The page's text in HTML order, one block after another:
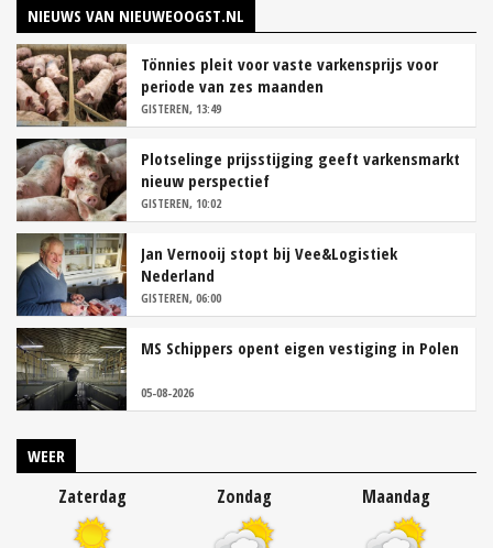
NIEUWS VAN NIEUWEOOGST.NL
Tönnies pleit voor vaste varkensprijs voor
periode van zes maanden
GISTEREN, 13:49
Plotselinge prijsstijging geeft varkensmarkt
nieuw perspectief
GISTEREN, 10:02
Jan Vernooij stopt bij Vee&Logistiek
Nederland
GISTEREN, 06:00
MS Schippers opent eigen vestiging in Polen
05-08-2026
WEER
Zaterdag Zondag Maandag